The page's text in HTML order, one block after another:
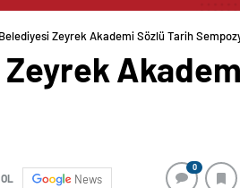
Zeyrek Akademi Sözlü Tarih
News
0